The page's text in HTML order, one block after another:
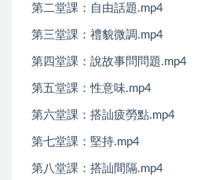
第二堂課：自由話題.mp4
第三堂課：禮貌微調.mp4
第四堂課：說故事問問題.mp4
第五堂課：性意味.mp4
第六堂課：搭訕疲勞點.mp4
第七堂課：堅持.mp4
第八堂課：搭訕間隔.mp4